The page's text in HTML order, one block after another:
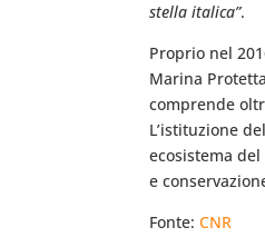
stella italica”.
Proprio nel
Marina
comprende
L’istituzione
ecosistema
e
Fonte:CNR